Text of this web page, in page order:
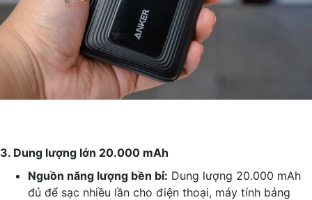
3. Dung lượng lớn 20.000 mAh
Nguồn năng lượng bền bỉ: Dung lượng 20.000 mAh
đủ để sạc nhiều lần cho điện thoại, máy tính bảng